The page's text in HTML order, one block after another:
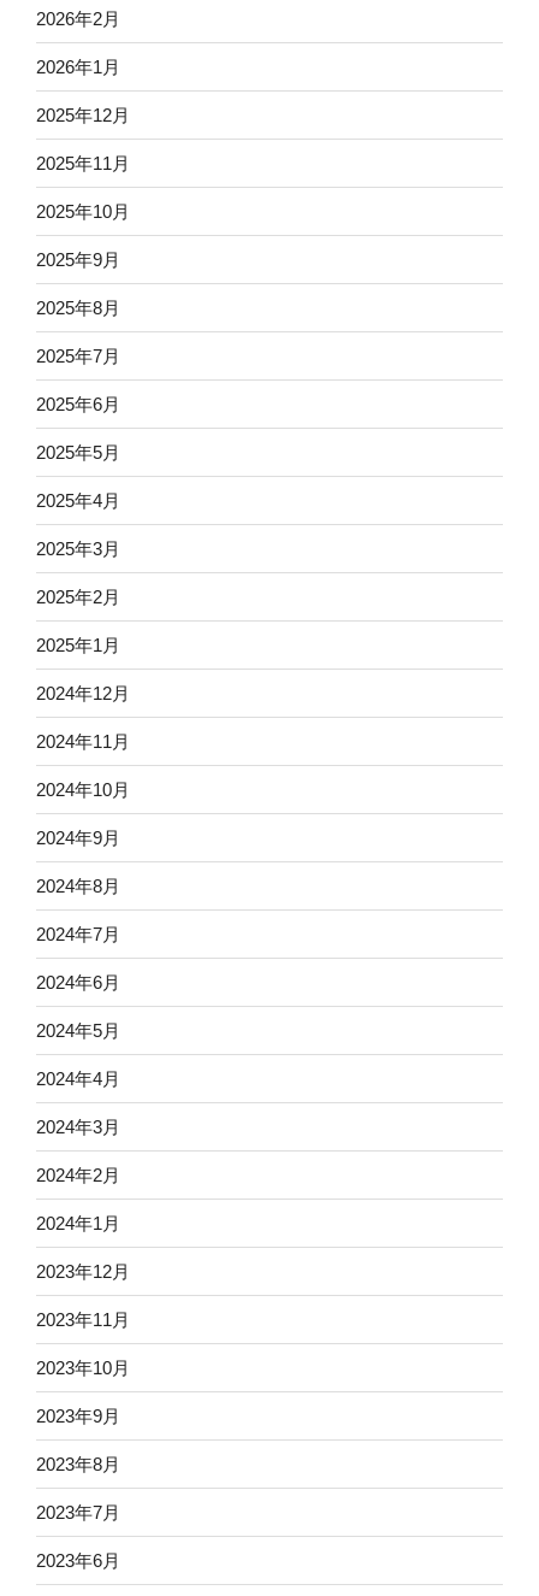
2026年2月
2026年1月
2025年12月
2025年11月
2025年10月
2025年9月
2025年8月
2025年7月
2025年6月
2025年5月
2025年4月
2025年3月
2025年2月
2025年1月
2024年12月
2024年11月
2024年10月
2024年9月
2024年8月
2024年7月
2024年6月
2024年5月
2024年4月
2024年3月
2024年2月
2024年1月
2023年12月
2023年11月
2023年10月
2023年9月
2023年8月
2023年7月
2023年6月